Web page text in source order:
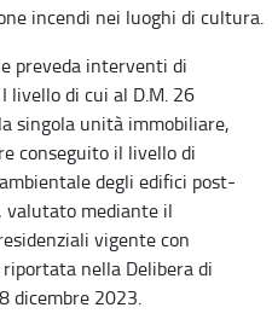
incendi nei luoghi di cultura.
preveda interventi di
di cui al D.M. 26
singola unità immobiliare,
conseguito il livello di
degli edifici post-
, valutato mediante il
vigente con
nella Delibera di
dicembre 2023.